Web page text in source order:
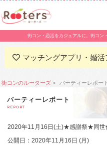
街コン・恋活をカジュアルに。街コ
マッチングアプリ・婚活
街コンのルーターズ パーティーレポート
パーティーレポート
REPORT
2020年11月16日(土)★感謝祭★同世
公開日：2020年11月16日 (月)